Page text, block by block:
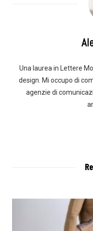
Una laurea in Lettere
design. Mi occupo di
agenzie di